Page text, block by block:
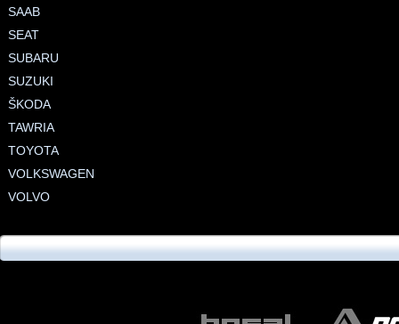
SAAB
SEAT
SUBARU
SUZUKI
ŠKODA
TAWRIA
TOYOTA
VOLKSWAGEN
VOLVO